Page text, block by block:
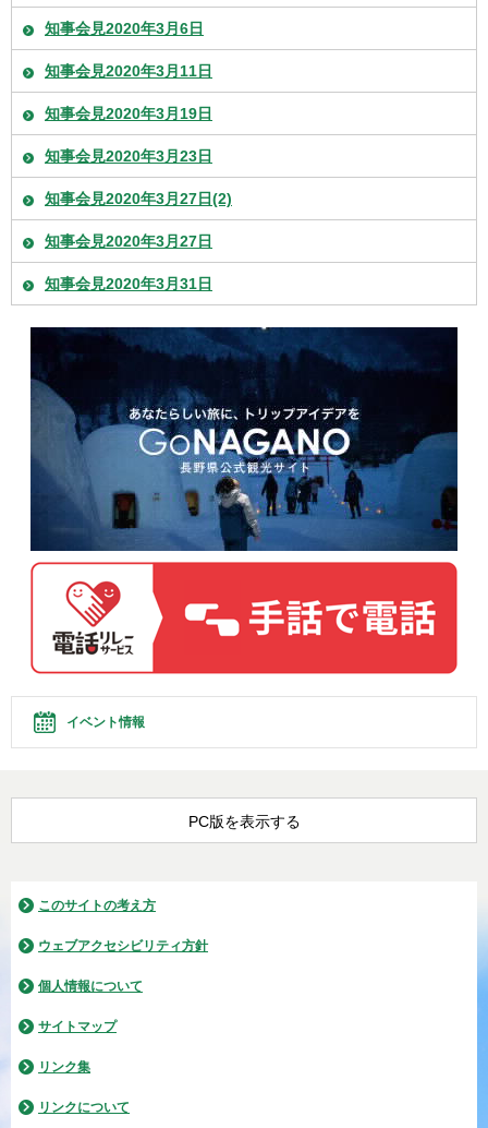
知事会見2020年3月6日
知事会見2020年3月11日
知事会見2020年3月19日
知事会見2020年3月23日
知事会見2020年3月27日(2)
知事会見2020年3月27日
知事会見2020年3月31日
イベント情報
PC版を表示する
このサイトの考え方
ウェブアクセシビリティ方針
個人情報について
サイトマップ
リンク集
リンクについて